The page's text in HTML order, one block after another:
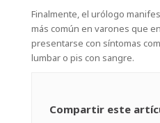
Finalmente, el urólogo
más común en varones que
presentarse con síntomas
lumbar o pis con sangre.
Compartir este